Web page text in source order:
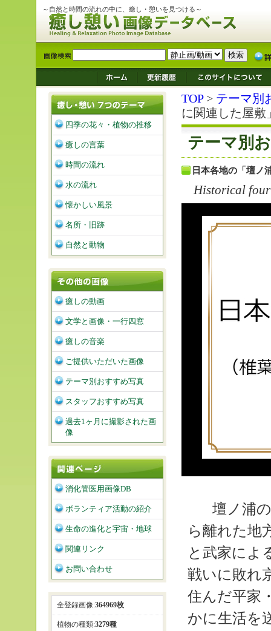
～自然と時間の流れの中に、癒し・憩いを見つける～
TOP> テーマ別
に関連した屋敷
テーマ別
日本各地の「壇ノ
Historical four
壇ノ浦の
ら離れた地
と武家によ
戦いに敗れ
住んだ平家
かに生活を
四季の花々・植物の推移
癒しの言葉
時間の流れ
水の流れ
懐かしい風景
名所・旧跡
自然と動物
癒しの動画
文学と画像・一行四窓
癒しの音楽
ご提供いただいた画像
テーマ別おすすめ写真
スタッフおすすめ写真
過去1ヶ月に撮影された画
像
消化管医用画像DB
ボランティア活動の紹介
生命の進化と宇宙・地球
関連リンク
お問い合わせ
全登録画像:364969枚
植物の種類:3279種